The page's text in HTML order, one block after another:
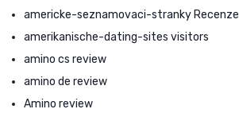
americke-seznamovaci-stranky Recenze
amerikanische-dating-sites visitors
amino cs review
amino de review
Amino review